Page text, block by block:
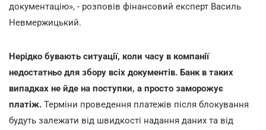
документацію», - розповів фінансовий експерт Василь
Невмержицький.
Нерідко бувають ситуації, коли часу в компанії
недостатньо для збору всіх документів. Банк в таких
випадках не йде на поступки, а просто заморожує
платіж. Терміни проведення платежів після блокування
будуть залежати від швидкості надання даних та від